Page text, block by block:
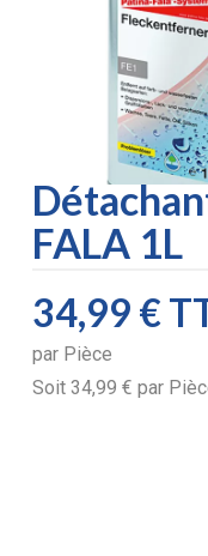
FALA 1L
34,99 €
par Pièce
Soit 34,99 € par